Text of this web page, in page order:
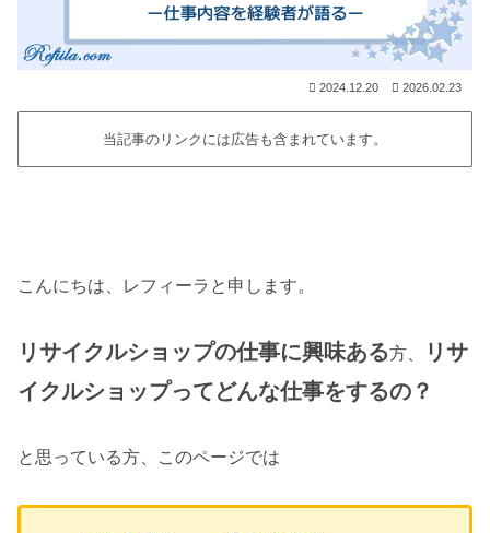
2024.12.20 2026.02.23
当記事のリンクには広告も含まれています。
こんにちは、レフィーラと申します。
リサイクルショップの仕事に興味ある方、
リサ
イクルショップってどんな仕事をするの？
と思っている方、このページでは